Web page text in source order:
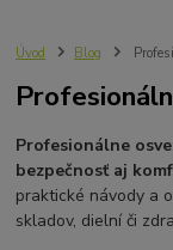
Úvod Blog
Profesionálne
bezpečnosť aj
praktické návody a
skladov, dielní či